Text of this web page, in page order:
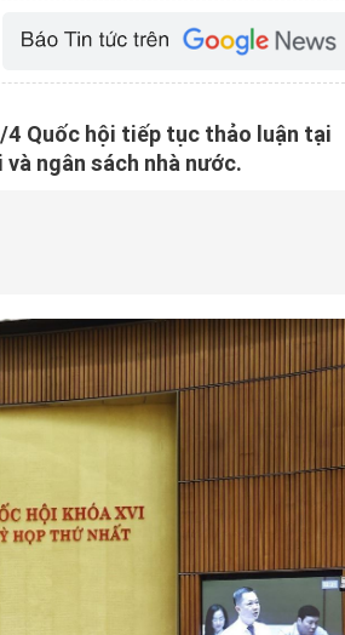
4 Quốc hội tiếp tục thảo luận tại
ngân sách nhà nước.